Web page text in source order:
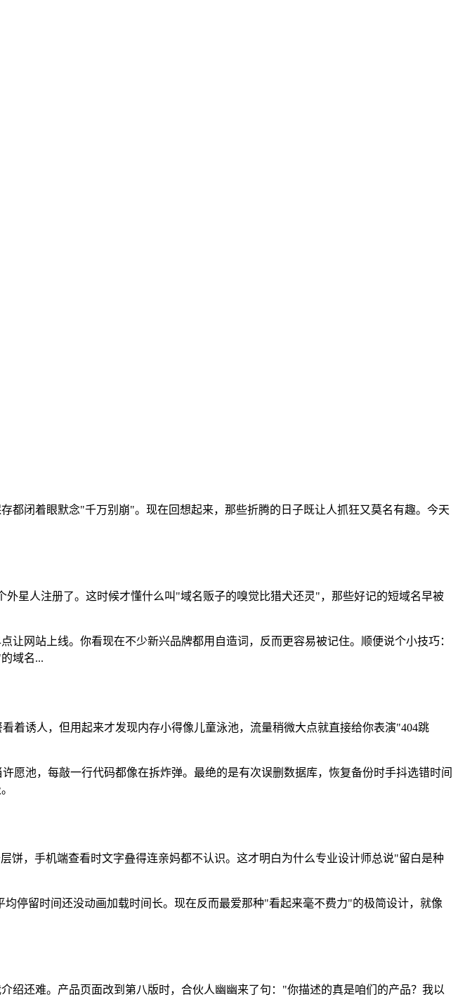
闭着眼默念"千万别崩"。现在回想起来，那些折腾的日子既让人抓狂又莫名有趣。今天
外星人注册了。这时候才懂什么叫"域名贩子的嗅觉比猎犬还灵"，那些好记的短域名早被
网站上线。你看现在不少新兴品牌都用自造词，反而更容易被记住。顺便说个小技巧：
域名...
着诱人，但用起来才发现内存小得像儿童泳池，流量稍微大点就直接给你表演"404跳
愿池，每敲一行代码都像在拆炸弹。最绝的是有次误删数据库，恢复备份时手抖选错时间
饼，手机端查看时文字叠得连亲妈都不认识。这才明白为什么专业设计师总说"留白是种
停留时间还没动画加载时间长。现在反而最爱那种"看起来毫不费力"的极简设计，就像
还难。产品页面改到第八版时，合伙人幽幽来了句："你描述的真是咱们的产品？我以